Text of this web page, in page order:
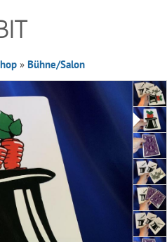
» Bühne/Salon